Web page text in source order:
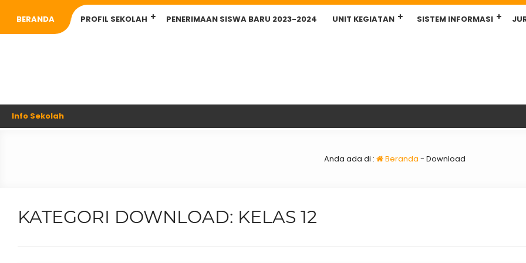
BERANDA PROFIL SEKOLAH PENERIMAAN SISWA BARU 2023-2024 UNIT KEGIATAN SISTEM INFORMASI
Info Sekolah
Anda ada di : Beranda - Download
KATEGORI DOWNLOAD: KELAS 12